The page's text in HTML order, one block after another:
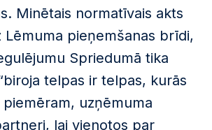
Minētais normatīvais akts
Lēmuma pieņemšanas brīdi,
Spriedumā tika
telpas ir telpas, kurās
uzņēmuma
lai vienotos par